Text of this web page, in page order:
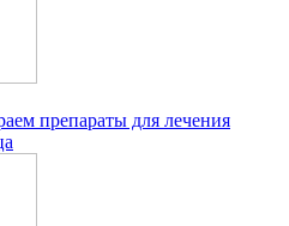
препараты для лечения